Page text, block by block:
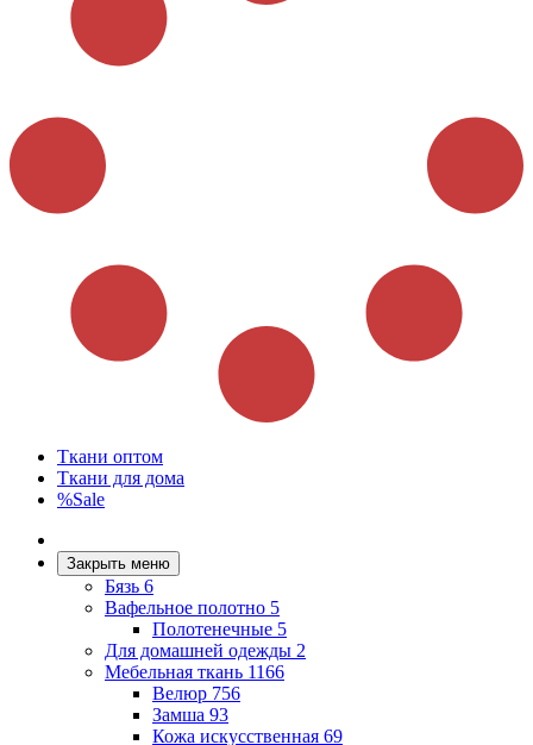
Ткани оптом
Ткани для дома
%Sale
Закрыть меню
Бязь 6
Вафельное полотно 5
Полотенечные 5
Для домашней одежды 2
Мебельная ткань 1166
Велюр 756
Замша 93
Кожа искусственная 69